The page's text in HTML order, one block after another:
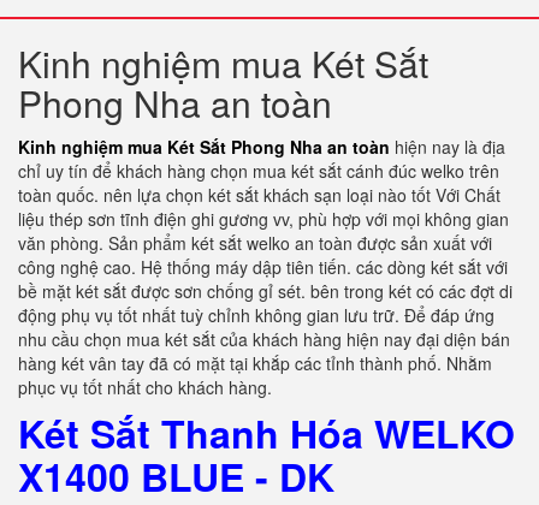
Kinh nghiệm mua Két Sắt
Phong Nha an toàn
Kinh nghiệm mua Két Sắt Phong Nha an toàn hiện nay là địa
chỉ uy tín để khách hàng chọn mua két sắt cánh đúc welko trên
toàn quốc. nên lựa chọn két sắt khách sạn loại nào tốt Với Chất
liệu thép sơn tĩnh điện ghi gương vv, phù hợp với mọi không gian
văn phòng. Sản phẩm két sắt welko an toàn được sản xuất với
công nghệ cao. Hệ thống máy dập tiên tiến. các dòng két sắt với
bề mặt két sắt được sơn chống gỉ sét. bên trong két có các đợt di
động phụ vụ tốt nhất tuỳ chỉnh không gian lưu trữ. Để đáp ứng
nhu cầu chọn mua két sắt của khách hàng hiện nay đại diện bán
hàng két vân tay đã có mặt tại khắp các tỉnh thành phố. Nhằm
phục vụ tốt nhất cho khách hàng.
Két Sắt Thanh Hóa WELKO
X1400 BLUE - DK